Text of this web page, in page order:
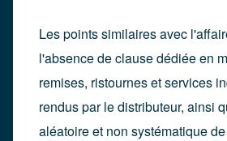
Les points similaires avec
l'absence de clause dédiée en
remises, ristournes et services
rendus par le distributeur, ainsi
aléatoire et non systématique